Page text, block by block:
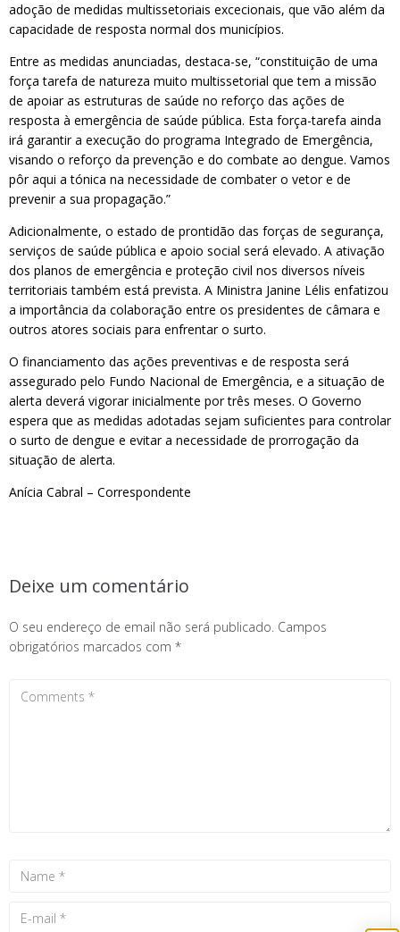
adoção de medidas multissetoriais excecionais, que vão além da
capacidade de resposta normal dos municípios.
Entre as medidas anunciadas, destaca-se, “constituição de uma
força tarefa de natureza muito multissetorial que tem a missão
de apoiar as estruturas de saúde no reforço das ações de
resposta à emergência de saúde pública. Esta força-tarefa ainda
irá garantir a execução do programa Integrado de Emergência,
visando o reforço da prevenção e do combate ao dengue. Vamos
pôr aqui a tónica na necessidade de combater o vetor e de
prevenir a sua propagação.”
Adicionalmente, o estado de prontidão das forças de segurança,
serviços de saúde pública e apoio social será elevado. A ativação
dos planos de emergência e proteção civil nos diversos níveis
territoriais também está prevista. A Ministra Janine Lélis enfatizou
a importância da colaboração entre os presidentes de câmara e
outros atores sociais para enfrentar o surto.
O financiamento das ações preventivas e de resposta será
assegurado pelo Fundo Nacional de Emergência, e a situação de
alerta deverá vigorar inicialmente por três meses. O Governo
espera que as medidas adotadas sejam suficientes para controlar
o surto de dengue e evitar a necessidade de prorrogação da
situação de alerta.
Anícia Cabral – Correspondente
Deixe um comentário
O seu endereço de email não será publicado. Campos
obrigatórios marcados com *